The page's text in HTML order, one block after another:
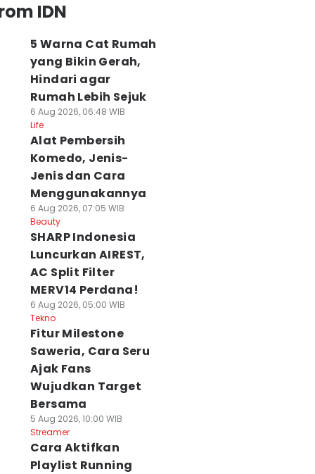
IDN
5 Warna Cat Rumah
yang Bikin Gerah,
Hindari agar
Rumah Lebih Sejuk
6 Aug 2026, 06:48 WIB
Life
Alat Pembersih
Komedo, Jenis-
Jenis dan Cara
Menggunakannya
6 Aug 2026, 07:05 WIB
Beauty
SHARP Indonesia
Luncurkan AIREST,
AC Split Filter
MERV14 Perdana!
6 Aug 2026, 05:00 WIB
Tekno
Fitur Milestone
Saweria, Cara Seru
Ajak Fans
Wujudkan Target
Bersama
5 Aug 2026, 10:00 WIB
Streamer
Cara Aktifkan
Playlist Running